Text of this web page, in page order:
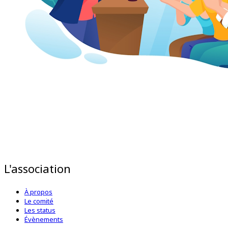
L'association
À propos
Le comité
Les status
Évènements